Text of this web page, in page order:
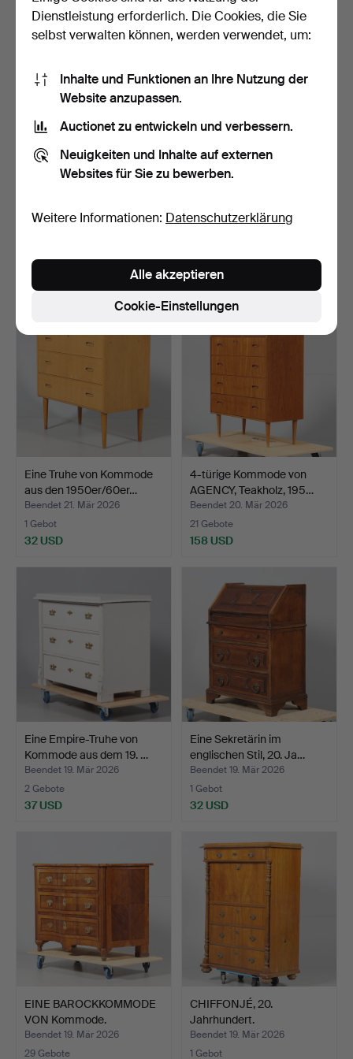
53 USD 58 USD
Ein Empire-Sideboard aus
dem 19. Jahrhunde…
3 Gebote
Ein schräger
Klappensekretär aus dem
3 Gebote
37 USD
Eine Truhe von Kommode
aus den 1950er/60er…
Beendet 21. Mär 2026
1 Gebot
32 USD
4-türige Kommode von
AGENCY, Teakholz, 195…
Beendet 20. Mär 2026
21 Gebote
158 USD
Eine Empire-Truhe von
Kommode aus dem 19. …
Beendet 19. Mär 2026
2 Gebote
37 USD
Eine Sekretärin im
englischen Stil, 20. Ja…
Beendet 19. Mär 2026
1 Gebot
32 USD
EINE BAROCKKOMMODE
VON Kommode.
Beendet 19. Mär 2026
29 Gebote
CHIFFONJÉ, 20.
Jahrhundert.
Beendet 19. Mär 2026
1 Gebot
Dienstleistung erforderlich. Die Cookies, die Sie
selbst verwalten können, werden verwendet, um:
Inhalte und Funktionen an Ihre Nutzung der
Website anzupassen.
Auctionet zu entwickeln und verbessern.
Neuigkeiten und Inhalte auf externen
Websites für Sie zu bewerben.
Weitere Informationen: Datenschutzerklärung
Cookie-Einstellungen
Alle akzeptieren